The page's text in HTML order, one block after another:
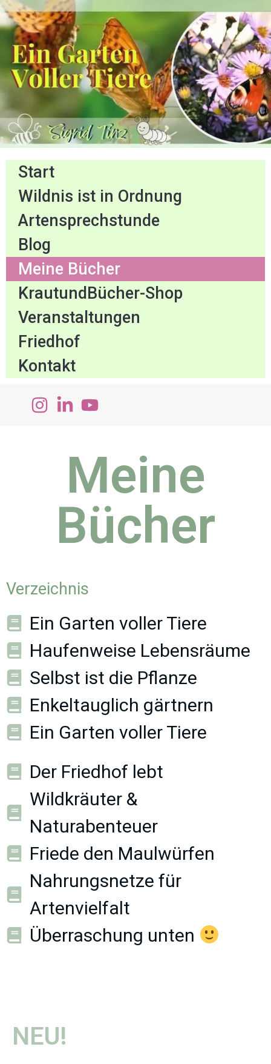
Start
Wildnis ist in Ordnung
Artensprechstunde
Blog
Meine Bücher
KrautundBücher-Shop
Veranstaltungen
Friedhof
Kontakt
Meine
Bücher
Verzeichnis
Ein Garten voller Tiere
Haufenweise Lebensräume
Selbst ist die Pflanze
Enkeltauglich gärtnern
Ein Garten voller Tiere
Der Friedhof lebt
Wildkräuter &
Naturabenteuer
Friede den Maulwürfen
Nahrungsnetze für
Artenvielfalt
Überraschung unten
NEU!